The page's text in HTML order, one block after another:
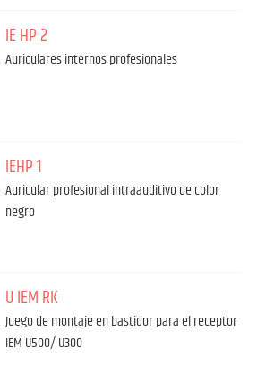
IE HP 2
Auriculares internos profesionales
IEHP 1
Auricular profesional intraauditivo de color
negro
U IEM RK
Juego de montaje en bastidor para el receptor
IEM U500/ U300